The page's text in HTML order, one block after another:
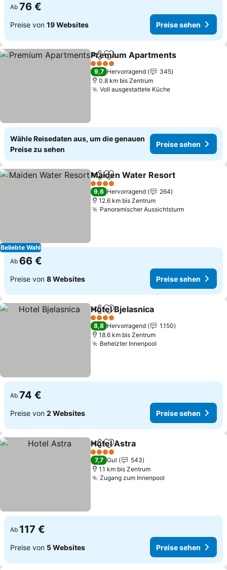
Ab 76 €
Preise von 19 Websites Preise sehen
TeilenZu Favoriten hinzufügen
Premium Apartments
4 Sterne
9,7 Hervorragend
345
0.8 km bis Zentrum
Voll ausgestattete Küche
Wähle Reisedaten aus, um die genauen
Preise zu sehen
Preise sehen
Beliebte Wahl
TeilenZu Favoriten hinzufügen
Maiden Water Resort
4 Sterne
9,6 Hervorragend
264
12.6 km bis Zentrum
Panoramischer Aussichtsturm
Ab 66 €
Preise von 8 Websites Preise sehen
TeilenZu Favoriten hinzufügen
Hotel Bjelasnica
4 Sterne
8,8 Hervorragend
1.150
18.6 km bis Zentrum
Beheizter Innenpool
Ab 74 €
Preise von 2 Websites Preise sehen
TeilenZu Favoriten hinzufügen
Hotel Astra
4 Sterne
7,7 Gut
543
1.1 km bis Zentrum
Zugang zum Innenpool
Ab 117 €
Preise von 5 Websites Preise sehen